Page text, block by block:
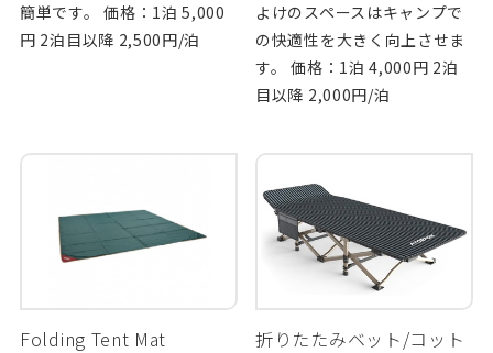
簡単です。 価格：1泊 5,000
円 2泊目以降 2,500円/泊
よけのスペースはキャンプで
の快適性を大きく向上させま
す。 価格：1泊 4,000円 2泊
目以降 2,000円/泊
Folding Tent Mat 折りたたみベット/コット